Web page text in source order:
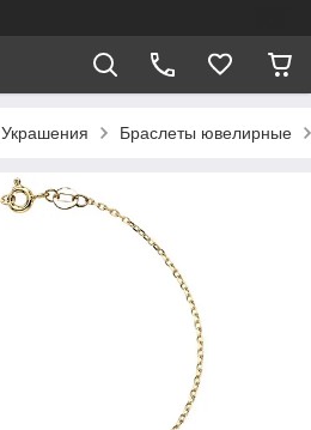
Украшения Браслеты ювелирные